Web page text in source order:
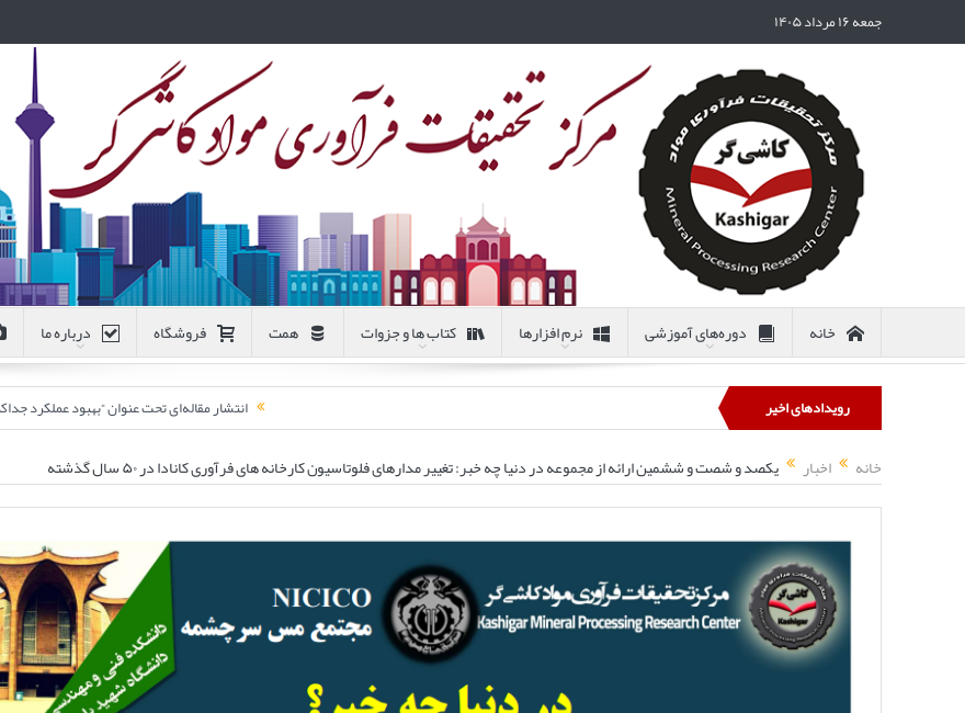
جمعه ۱۶ مرداد ۱۴۰۵
خانه دوره‌های آموزشی نرم افزارها کتاب ها و جزوات همت فروشگاه درباره ما
رویدادهای اخیر انتشار مقاله‌ای تحت عنوان “بهبود
خانه اخبار یکصد و شصت و ششمین ارائه از مجموعه در دنیا چه خبر: تغییر مدارهای فلوتاسیون کارخانه های فرآوری کانادا در ۵۰ سال گذشته